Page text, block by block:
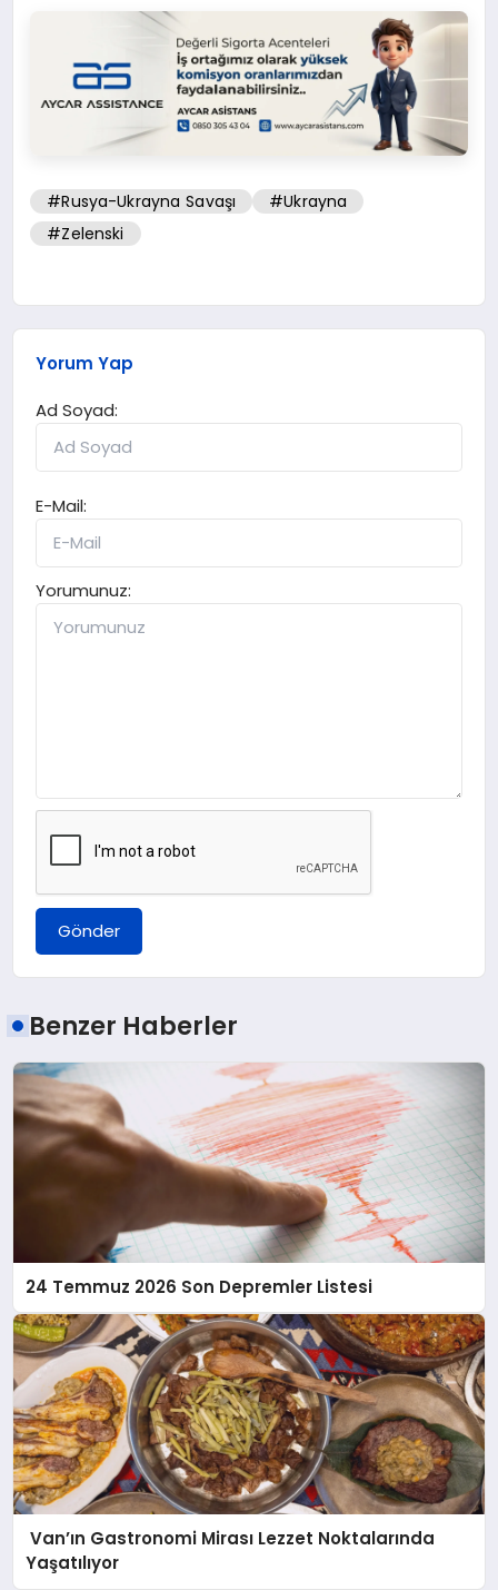
#Rusya-Ukrayna Savaşı
#Ukrayna
#Zelenski
Yorum Yap
Ad Soyad:
E-Mail:
Yorumunuz:
Gönder
Benzer Haberler
24 Temmuz 2026 Son Depremler Listesi
Van’ın Gastronomi Mirası Lezzet Noktalarında
Yaşatılıyor